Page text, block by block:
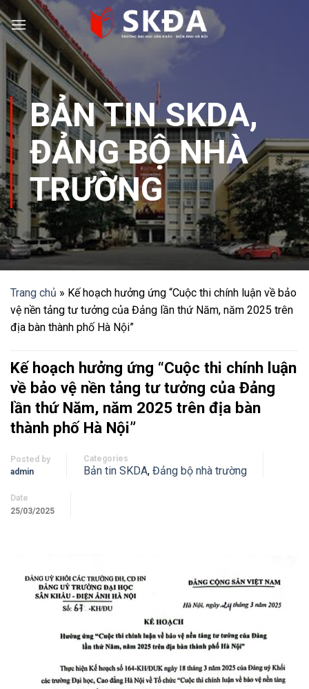
Skip
to
content
BẢN TIN SKDA,
ĐẢNG BỘ NHÀ
TRƯỜNG
Trang chủ » Kế hoạch hưởng ứng “Cuộc thi chính luận về bảo
vệ nền tảng tư tưởng của Đảng lần thứ Năm, năm 2025 trên
địa bàn thành phố Hà Nội”
Kế hoạch hưởng ứng “Cuộc thi chính luận
về bảo vệ nền tảng tư tưởng của Đảng
lần thứ Năm, năm 2025 trên địa bàn
thành phố Hà Nội”
Posted by
admin
Categories
Bản tin SKDA, Đảng bộ nhà trường
Date
25/03/2025